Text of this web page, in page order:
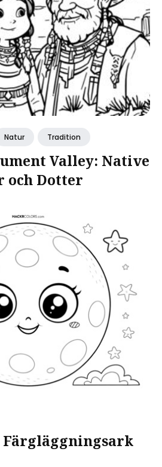
Natur Tradition
Valley: Native
och Dotter
Färgläggningsark